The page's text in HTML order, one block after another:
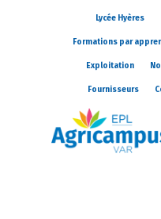
Lycée Hyères
Formations par
Exploitation
Fournisseurs